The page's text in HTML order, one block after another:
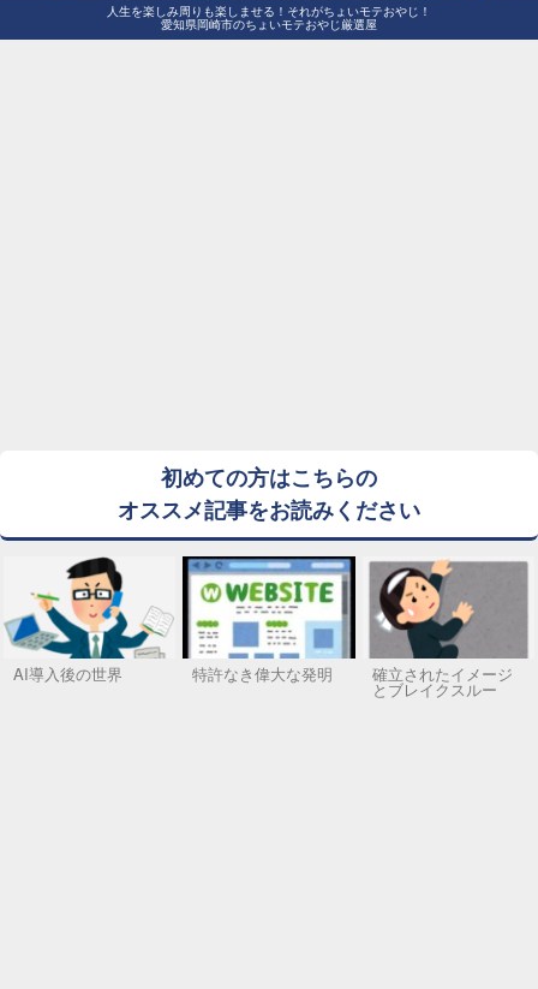
人生を楽しみ周りも楽しませる！それがちょいモテおやじ！
愛知県岡崎市のちょいモテおやじ厳選屋
初めての方はこちらの
オススメ記事をお読みください
AI導入後の世界 特許なき偉大な発明 確立されたイメージ
とブレイクスルー